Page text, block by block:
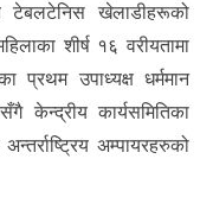
टेबलटेनिस खेलाडीहरूको
शीर्ष १६ वरीयतामा
प्रथम उपाध्यक्ष धर्ममान
केन्द्रीय कार्यसमितिका
अम्पायरहरुको